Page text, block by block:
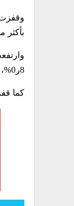
بأكثر من 4 دولارات للبرميل، وفق وكالة
8ر0%، مما يبشر بمكاسب مبكرة لوول ستريت.
كما قفز المؤشر نيكي 3.4